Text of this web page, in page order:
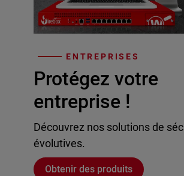
ENTREPRISES
Protégez votre
entreprise !
Découvrez nos solutions de
évolutives.
Obtenir des produits